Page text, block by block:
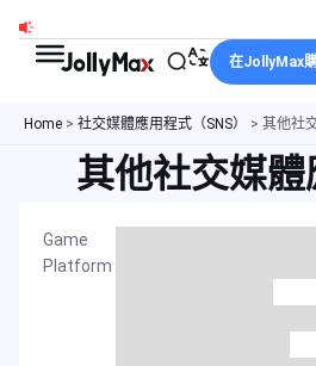
在JollyMax
Home > 社交媒體應用程式（SNS） > 其他社
其他社交媒
Game
Platform